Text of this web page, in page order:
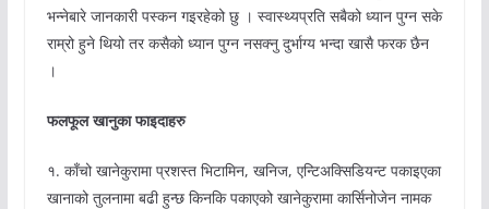
भन्नेबारे जानकारी पस्कन गइरहेको छु । स्वास्थ्यप्रति सबैको ध्यान पुग्न सके
राम्रो हुने थियो तर कसैको ध्यान पुग्न नसक्नु दुर्भाग्य भन्दा खासै फरक छैन
।
फलफूल खानुका फाइदाहरु
१. काँचो खानेकुरामा प्रशस्त भिटामिन, खनिज, एन्टिअक्सिडियन्ट पकाइएका
खानाको तुलनामा बढी हुन्छ किनकि पकाएको खानेकुरामा कार्सिनोजेन नामक